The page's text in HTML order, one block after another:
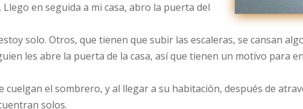
en seguida a mi casa, abro la puerta del
solo. Otros, que tienen que subir las escaleras, se cansan
les abre la puerta de la casa, así que tienen un motivo para
el sombrero, y al llegar a su habitación, después de
solos.